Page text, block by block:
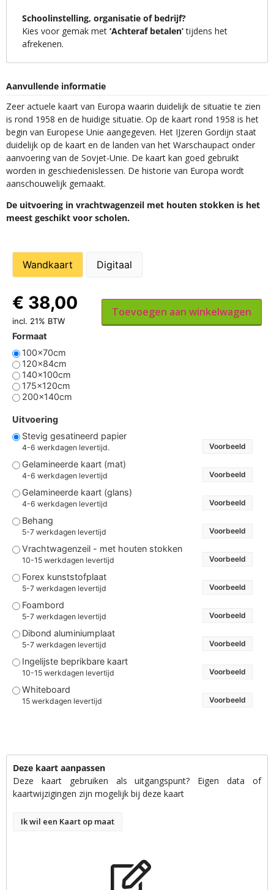
Schoolinstelling, organisatie of bedrijf?
Kies voor gemak met ‘Achteraf betalen’tijdens het
afrekenen.
Aanvullende informatie
Zeer actuele kaart van Europa waarin duidelijk de situatie te zien
is rond 1958 en de huidige situatie. Op de kaart rond 1958 is het
begin van Europese Unie aangegeven. Het IJzeren Gordijn staat
duidelijk op de kaart en de landen van het Warschaupact onder
aanvoering van de Sovjet-Unie. De kaart kan goed gebruikt
worden in geschiedenislessen. De historie van Europa wordt
aanschouwelijk gemaakt.
De uitvoering in vrachtwagenzeil met houten stokken is het
meest geschikt voor scholen.
Wandkaart Digitaal
Formaat
100x70cm
120x84cm
140x100cm
175x120cm
200x140cm
Uitvoering
Stevig gesatineerd papier
4-6 werkdagen levertijd. Voorbeeld
Gelamineerde kaart (mat)
4-6 werkdagen levertijd Voorbeeld
Gelamineerde kaart (glans)
4-6 werkdagen levertijd Voorbeeld
Behang
5-7 werkdagen levertijd Voorbeeld
Vrachtwagenzeil - met houten stokken
10-15 werkdagen levertijd Voorbeeld
Forex kunststofplaat
5-7 werkdagen levertijd Voorbeeld
Foambord
5-7 werkdagen levertijd Voorbeeld
Dibond aluminiumplaat
5-7 werkdagen levertijd Voorbeeld
Ingelijste beprikbare kaart
10-15 werkdagen levertijd Voorbeeld
Whiteboard
15 werkdagen levertijd Voorbeeld
€ 38,00
incl. 21% BTW
Toevoegen aan winkelwagen
Deze kaart aanpassen
Deze kaart gebruiken als uitgangspunt? Eigen data of
kaartwijzigingen zijn mogelijk bij deze kaart
Ik wil een Kaart op maat